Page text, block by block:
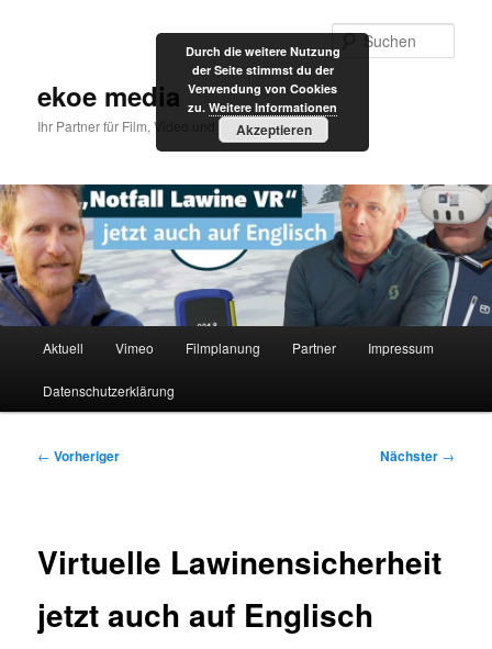
ekoe media
Ihr Partner für Film, Video und Internet
Aktuell Vimeo Filmplanung Partner Impressum
Datenschutzerklärung
Beitragsnavigation
← Vorheriger Nächster →
Virtuelle Lawinensicherheit
jetzt auch auf Englisch
Durch die weitere Nutzung
der Seite stimmst du der
Verwendung von Cookies
zu. Weitere Informationen
Akzeptieren